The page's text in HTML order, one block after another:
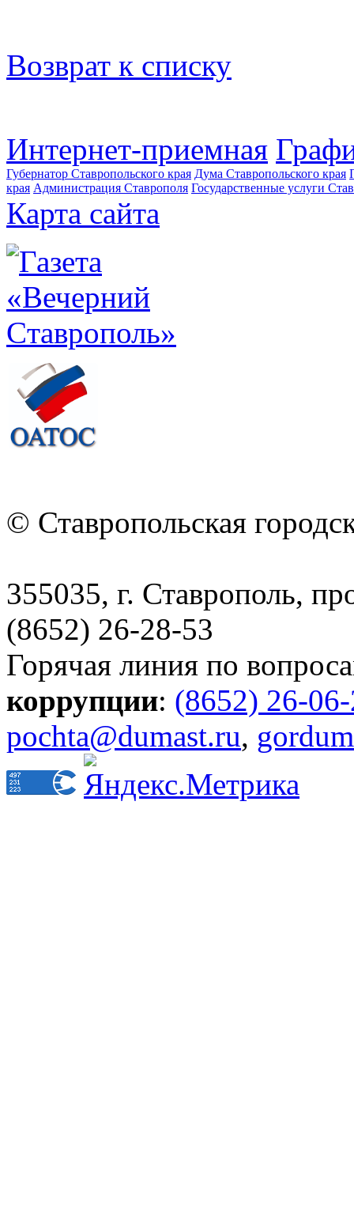
Возврат к списку
Интернет-приемная
Губернатор Ставропольского края Дума Ставропольского края
края Администрация Ставрополя Государственные услуги
Карта сайта
© Ставропольская
355035, г. Ставрополь,
(8652) 26-28-53
Горячая линия по
коррупции: (8652) 26-
pochta@dumast.ru,